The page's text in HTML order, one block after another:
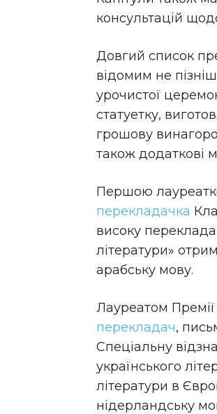
консультацій
Довгий список
відомим не
урочистої
статуетку,
грошову
також додаткові
Першою
перекладачка
високу
літератури»
арабську мову.
Лауреатом
перекладач,
Спеціальну
українського
літератури в
нідерландську